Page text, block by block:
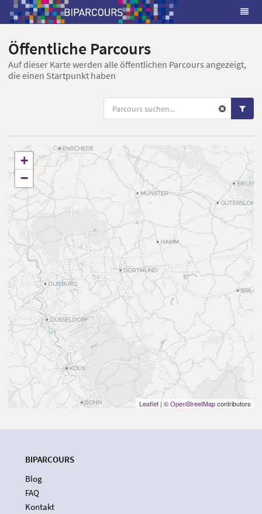
Öffentliche Parcours
Auf dieser Karte werden alle öffentlichen Parcours angezeigt,
die einen Startpunkt haben
+
−
Leaflet | ©OpenStreetMapcontributors
BIPARCOURS
Blog
FAQ
Kontakt